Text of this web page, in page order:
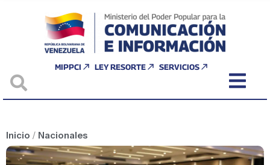
MIPPCI LEY RESORTE SERVICIOS
Inicio / Nacionales